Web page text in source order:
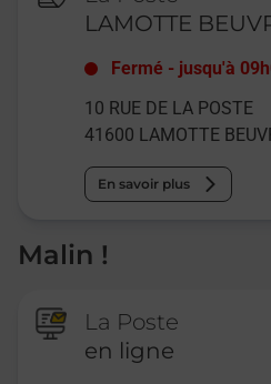
LAMOTTE
Fermé - jusqu'à
10 RUE DE LA POSTE
41600 LAMOTTE
En savoir plus
Malin !
La Poste
en ligne